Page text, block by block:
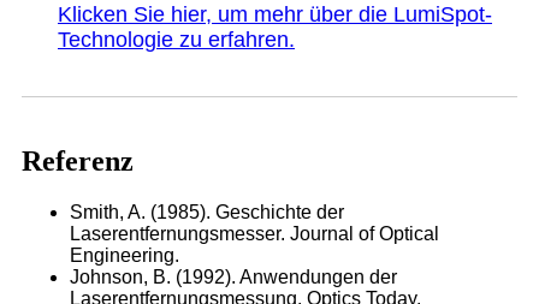
Klicken Sie hier, um mehr über die LumiSpot-
Technologie zu erfahren.
Referenz
Smith, A. (1985). Geschichte der
Laserentfernungsmesser. Journal of Optical
Engineering.
Johnson, B. (1992). Anwendungen der
Laserentfernungsmessung. Optics Today.